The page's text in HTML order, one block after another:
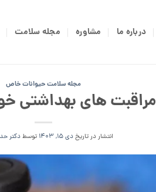
درباره ما مشاوره مجله سلامت
مجله سلامت حیوانات خاص
مراقبت های بهداشتی
انتشار در تاریخدی 15, 1403 توسطدکتر